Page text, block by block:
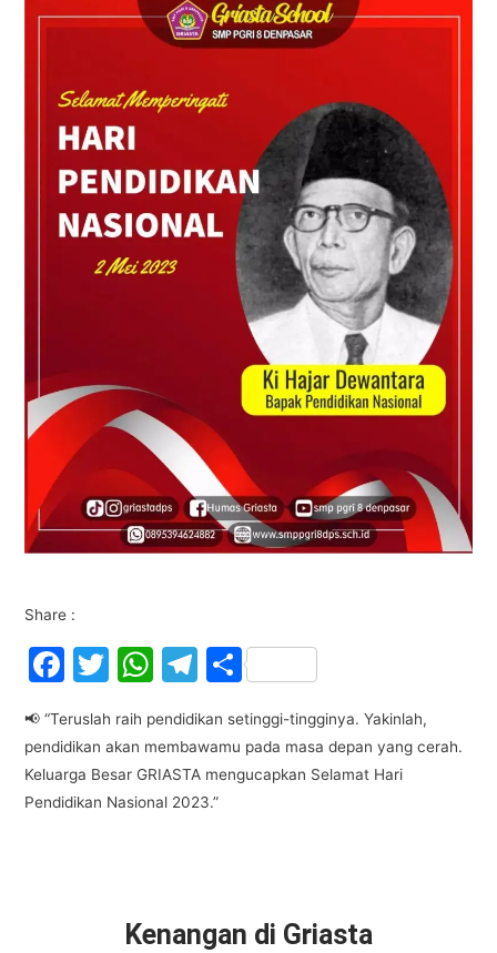
Share :
F
c
e
b
T
itt
er
W
at
s
A
T
e
gr
a
S
ar
e
📢 “Teruslah raih pendidikan setinggi-tingginya. Yakinlah,
pendidikan akan membawamu pada masa depan yang cerah.
Keluarga Besar GRIASTA mengucapkan Selamat Hari
Pendidikan Nasional 2023.”
Kenangan di Griasta